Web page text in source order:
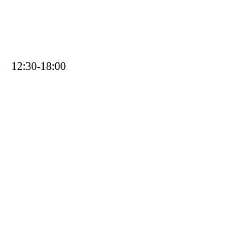
18:00